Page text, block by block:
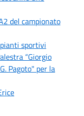
del campionato
sportivi
“Giorgio
Pagoto" per la